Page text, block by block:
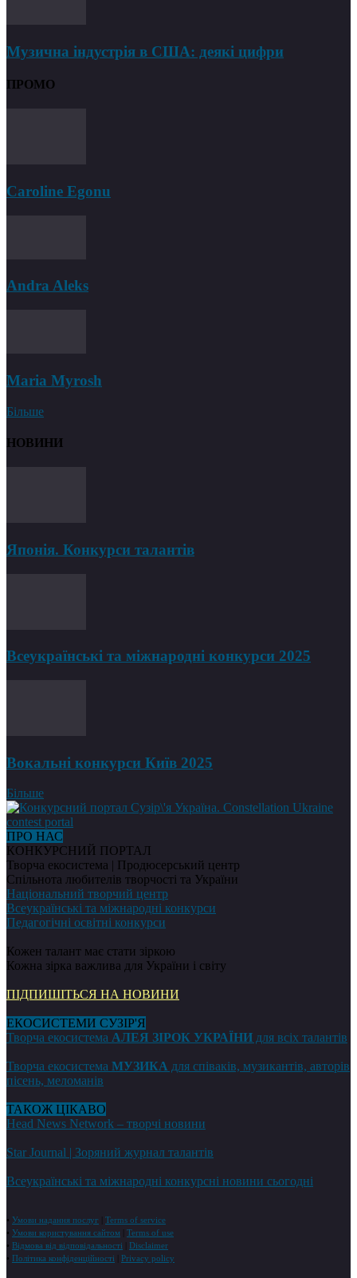
Музична індустрія в США: деякі цифри
ПРОМО
Caroline Egonu
Andra Aleks
Maria Myrosh
Більше
НОВИНИ
Японія. Конкурси талантів
Всеукраїнські та міжнародні конкурси 2025
Вокальні конкурси Київ 2025
Більше
ПРО НАС
КОНКУРСНИЙ ПОРТАЛ
Творча екосистема | Продюсерський центр
Спільнота любителів творчості та України
Національний творчий центр
Всеукраїнські та міжнародні конкурси
Педагогічні освітні конкурси
Кожен талант має стати зіркою
Кожна зірка важлива для України і світу
ПІДПИШІТЬСЯ НА НОВИНИ
ЕКОСИСТЕМИ СУЗІР'Я
Творча екосистема АЛЕЯ ЗІРОК УКРАЇНИ для всіх талантів
Творча екосистема МУЗИКА для співаків, музикантів, авторів
пісень, меломанів
ТАКОЖ ЦІКАВО
Head News Network – творчі новини
Star Journal | Зоряний журнал талантів
Всеукраїнські та міжнародні конкурсні новини сьогодні
• Умови надання послуг
Terms of service
• Умови користування сайтом
Terms of use
• Відмова від відповідальності
Disclaimer
• Політика конфіденційності Privacy policy